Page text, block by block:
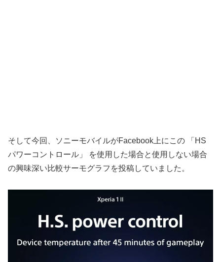
そして今回、ソニーモバイルがFacebook上にこの 「HS
パワーコントロール」 を使用した場合と使用しない場合
の興味深い比較サーモグラフを投稿していました。